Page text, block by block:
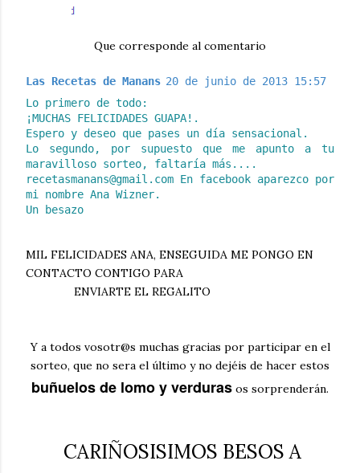
Que corresponde al comentario
Las Recetas de Manans 20 de junio de 2013 15:57
Lo primero de todo:
¡MUCHAS FELICIDADES GUAPA!.
Espero y deseo que pases un día sensacional.
Lo segundo, por supuesto que me apunto a tu
maravilloso sorteo, faltaría más....
recetasmanans@gmail.com En facebook aparezco por
mi nombre Ana Wizner.
Un besazo
MIL FELICIDADES ANA, ENSEGUIDA ME PONGO EN
CONTACTO CONTIGO PARA
ENVIARTE EL REGALITO
Y a todos vosotr@s muchas gracias por participar en el
sorteo, que no sera el último y no dejéis de hacer estos
buñuelos de lomo y verduras os sorprenderán.
CARIÑOSISIMOS BESOS A